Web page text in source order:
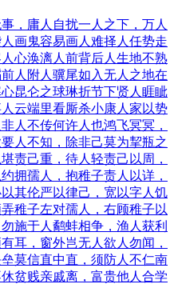
，庸人自扰一人之下，万人
画鬼容易画人难择人任势走
人心涣漓人前背后人生地不熟
人 附人骥尾如入无人之地在
昆仑之球琳折节下贤人 睚眦
云端里看厮杀小康人家 以势
非人不传何许人也鸿飞冥冥，
人不知，除非己莫为挈瓶之
责己重，待人轻责己以周，
拥孺人，抱稚子责人以详，
其伦严以律己，宽以字人 饥
稚子左对孺人，右顾稚子 以
施于人 鹬蚌相争，渔人获利
耳，窗外岂无人 欲人勿闻，
莫信直中直，须防人不仁南
贫贱亲戚离，富贵他人合学